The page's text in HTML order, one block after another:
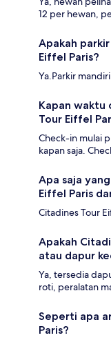
12 per hewan,
Apakah
Eiffel Paris?
Ya.Parkir
Kapan waktu
Tour Eiffel
Check-in mulai
kapan saja.
Apa saja
Eiffel Paris
Citadines Tour
Apakah
atau dapur
Ya, tersedia
roti, peralatan
Seperti apa
Paris?